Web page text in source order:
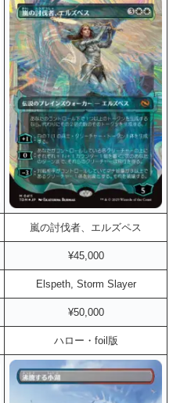
嵐の討伐者、エルズペス
¥45,000
Elspeth, Storm Slayer
¥50,000
ハロー・foil版